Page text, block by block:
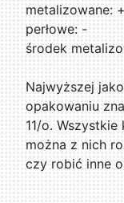
metalizowane: +
perłowe: -
środek
Najwyższej
opakowaniu
11/o.
można z nich
czy robić inne